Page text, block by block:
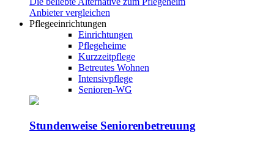
Anbieter vergleichen
Pflegeeinrichtungen
Einrichtungen
Pflegeheime
Kurzzeitpflege
Betreutes Wohnen
Intensivpflege
Senioren-WG
Stundenweise Seniorenbetreuung